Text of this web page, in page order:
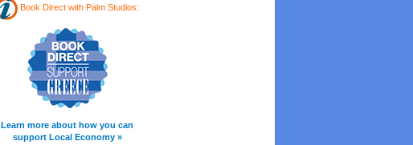
Book Direct with Palm Studios:
Learn more about how you can
support Local Economy »